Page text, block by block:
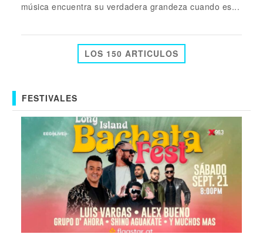
música encuentra su verdadera grandeza cuando es...
LOS 150 ARTICULOS
FESTIVALES